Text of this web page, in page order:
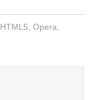
HTML5 Opera